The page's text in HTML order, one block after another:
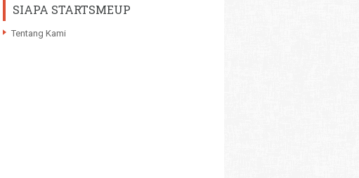
SIAPA STARTSMEUP
Tentang Kami